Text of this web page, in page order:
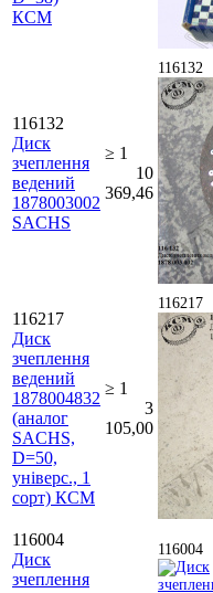
КСМ
116132
Диск
зчеплення
ведений
1878003002
SACHS
≥ 1
10
369,46
116132
116217
Диск
зчеплення
ведений
1878004832
(аналог
SACHS,
D=50,
універс., 1
сорт) КСМ
≥ 1
3
105,00
116217
116004
Диск
зчеплення
116004